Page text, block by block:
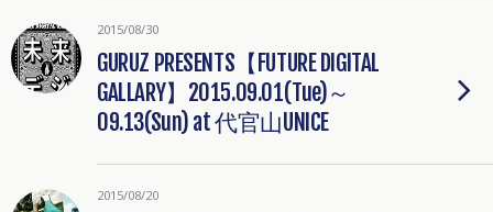
2015/08/30
GURUZ PRESENTS【FUTURE DIGITAL
GALLARY】2015.09.01(Tue)～
09.13(Sun) at 代官山UNICE
2015/08/20